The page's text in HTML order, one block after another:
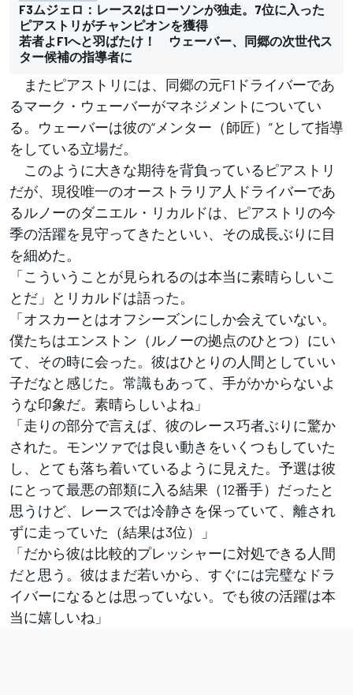
F3ムジェロ：レース2はローソンが独走。7位に入った
ピアストリがチャンピオンを獲得
若者よF1へと羽ばたけ！ ウェーバー、同郷の次世代ス
ター候補の指導者に
またピアストリには、同郷の元F1ドライバーであ
るマーク・ウェーバーがマネジメントについてい
る。ウェーバーは彼の“メンター（師匠）”として指導
をしている立場だ。
このように大きな期待を背負っているピアストリ
だが、現役唯一のオーストラリア人ドライバーであ
るルノーのダニエル・リカルドは、ピアストリの今
季の活躍を見守ってきたといい、その成長ぶりに目
を細めた。
「こういうことが見られるのは本当に素晴らしいこ
とだ」とリカルドは語った。
「オスカーとはオフシーズンにしか会えていない。
僕たちはエンストン（ルノーの拠点のひとつ）にい
て、その時に会った。彼はひとりの人間としていい
子だなと感じた。常識もあって、手がかからないよ
うな印象だ。素晴らしいよね」
「走りの部分で言えば、彼のレース巧者ぶりに驚か
された。モンツァでは良い動きをいくつもしていた
し、とても落ち着いているように見えた。予選は彼
にとって最悪の部類に入る結果（12番手）だったと
思うけど、レースでは冷静さを保っていて、離され
ずに走っていた（結果は3位）」
「だから彼は比較的プレッシャーに対処できる人間
だと思う。彼はまだ若いから、すぐには完璧なドラ
イバーになるとは思っていない。でも彼の活躍は本
当に嬉しいね」